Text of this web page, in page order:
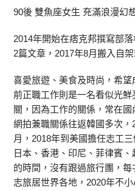
90後 雙魚座女生 充滿浪漫幻
2014年開始在痞克邦撰寫部
2篇文章，2017年8月搬入自
喜愛旅遊、美食及時尚，希
前正職工作則是一名看似光
關，因為工作的關係，常在
網拍兼職關係往返韓國多次
月，2018年到美國擔任志工
日本、香港、印尼、菲律賓
的時間，沒有跟過旅行團，
志旅居世界各地，2020年不